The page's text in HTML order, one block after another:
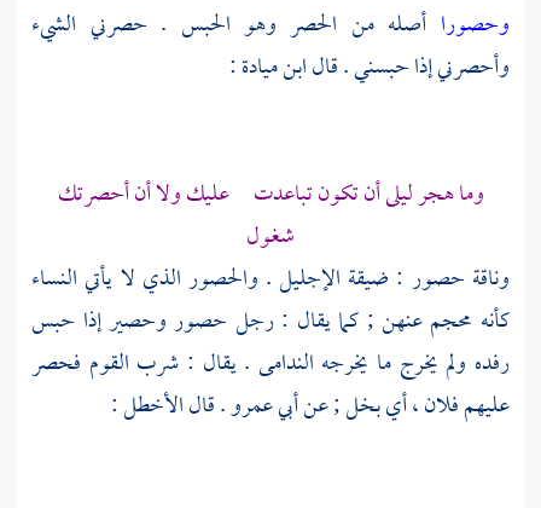
وحصورا أصله من الحصر وهو الحبس . حصرني الشيء
وأحصرني إذا حبسني . قالابن ميادة:
وما هجرليلىأن تكون تباعدت عليك ولا أن أحصرتك
شغول
وناقة حصور : ضيقة الإجليل . والحصور الذي لا يأتي النساء
كأنه محجم عنهن ; كما يقال : رجل حصور وحصير إذا حبس
رفده ولم يخرج ما يخرجه الندامى . يقال : شرب القوم فحصر
عليهم فلان ، أي بخل ; عنأبي عمرو. قالالأخطل: